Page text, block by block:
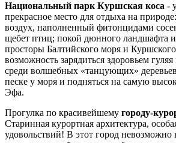
Национальный парк Куршская коса -
прекрасное место для отдыха на
воздух, наполненный фитонцидами
щебет птиц; покой дюнного ландшафта
просторы Балтийского моря и
возможность зарядиться здоровьем
среди волшебных «танцующих»
песке у моря и подняться на самую
Эфа.
Прогулка по красивейшему городу-
Старинная курортная архитектура,
удовольствий! В этот город